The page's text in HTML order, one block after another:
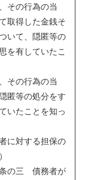
その行為の当
取得した金銭そ
いて、隠匿等の
を有していたこ
その行為の当
匿等の処分をす
いたことを知っ
に対する担保の
の三 債務者が